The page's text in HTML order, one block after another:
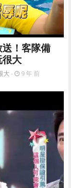
送！客隊備
大
大 - 9 年 前